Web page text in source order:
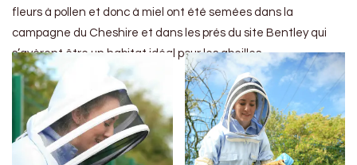
fleurs à pollen et donc à miel ont été semées dans la
campagne du Cheshire et dans les prés du site Bentley qui
s’avèrent être un habitat idéal pour les abeilles.